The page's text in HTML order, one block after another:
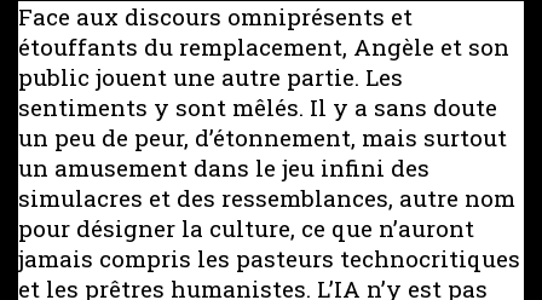
Face aux discours omniprésents et
étouffants du remplacement, Angèle et son
public jouent une autre partie. Les
sentiments y sont mêlés. Il y a sans doute
un peu de peur, d’étonnement, mais surtout
un amusement dans le jeu infini des
simulacres et des ressemblances, autre nom
pour désigner la culture, ce que n’auront
jamais compris les pasteurs technocritiques
et les prêtres humanistes. L’IA n’y est pas